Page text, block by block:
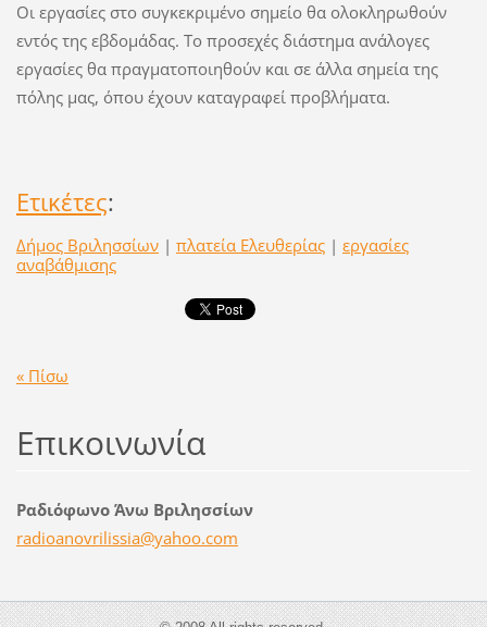
Οι εργασίες στο συγκεκριμένο σημείο θα ολοκληρωθούν
εντός της εβδομάδας. To προσεχές διάστημα ανάλογες
εργασίες θα πραγματοποιηθούν και σε άλλα σημεία της
πόλης μας, όπου έχουν καταγραφεί προβλήματα.
Ετικέτες:
Δήμος Βριλησσίων | πλατεία Ελευθερίας | εργασίες
αναβάθμισης
« Πίσω
Επικοινωνία
Ραδιόφωνο Άνω Βριλησσίων
radioanovrilissia@yahoo.com